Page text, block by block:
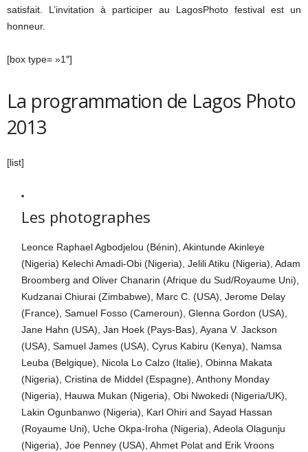
satisfait. L’invitation à participer au LagosPhoto festival est un
honneur.
[box type= »1″]
La programmation de Lagos Photo
2013
[list]
Les photographes
Leonce Raphael Agbodjelou (Bénin), Akintunde Akinleye
(Nigeria) Kelechi Amadi-Obi (Nigeria), Jelili Atiku (Nigeria), Adam
Broomberg and Oliver Chanarin (Afrique du Sud/Royaume Uni),
Kudzanai Chiurai (Zimbabwe), Marc C. (USA), Jerome Delay
(France), Samuel Fosso (Cameroun), Glenna Gordon (USA),
Jane Hahn (USA), Jan Hoek (Pays-Bas), Ayana V. Jackson
(USA), Samuel James (USA), Cyrus Kabiru (Kenya), Namsa
Leuba (Belgique), Nicola Lo Calzo (Italie), Obinna Makata
(Nigeria), Cristina de Middel (Espagne), Anthony Monday
(Nigeria), Hauwa Mukan (Nigeria), Obi Nwokedi (Nigeria/UK),
Lakin Ogunbanwo (Nigeria), Karl Ohiri and Sayad Hassan
(Royaume Uni), Uche Okpa-Iroha (Nigeria), Adeola Olagunju
(Nigeria), Joe Penney (USA), Ahmet Polat and Erik Vroons